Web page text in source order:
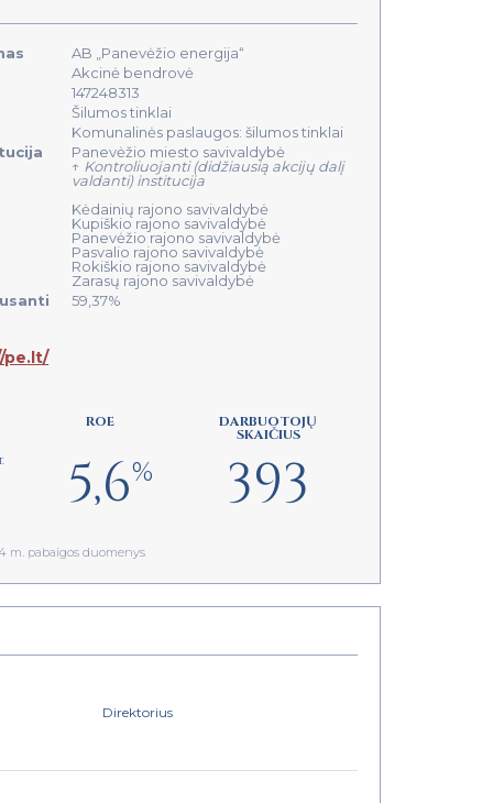
AB „Panevėžio energija“
Akcinė bendrovė
147248313
Šilumos tinklai
Komunalinės paslaugos: šilumos tinklai
Panevėžio miesto savivaldybė
↑ Kontroliuojanti (didžiausią akcijų dalį
valdanti) institucija
Kėdainių rajono savivaldybė
Kupiškio rajono savivaldybė
Panevėžio rajono savivaldybė
Pasvalio rajono savivaldybė
Rokiškio rajono savivaldybė
Zarasų rajono savivaldybė
59,37%
pe.lt/
ROE
5,6%
DARBUOTOJŲ
SKAIČIUS
393
m. pabaigos duomenys
Direktorius